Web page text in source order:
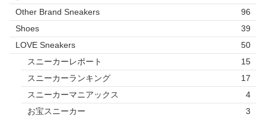
Other Brand Sneakers
96
Shoes
39
LOVE Sneakers
50
スニーカーレポート
15
スニーカーランキング
17
スニーカーマニアックス
4
お宝スニーカー
3